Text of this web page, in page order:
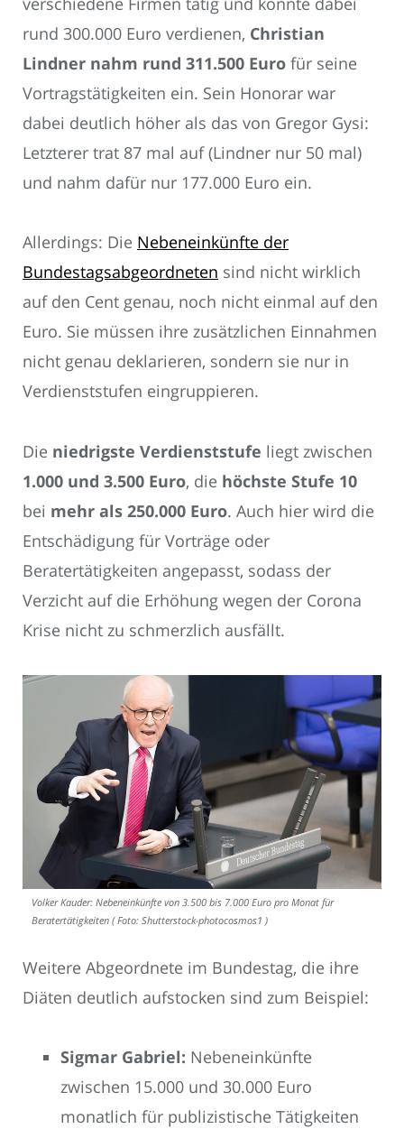
rund 300.000 Euro verdienen, Christian
Lindner nahm rund 311.500 Euro für seine
Vortragstätigkeiten ein. Sein Honorar war
dabei deutlich höher als das von Gregor Gysi:
Letzterer trat 87 mal auf (Lindner nur 50 mal)
und nahm dafür nur 177.000 Euro ein.
Allerdings: Die Nebeneinkünfte der
Bundestagsabgeordneten sind nicht wirklich
auf den Cent genau, noch nicht einmal auf den
Euro. Sie müssen ihre zusätzlichen Einnahmen
nicht genau deklarieren, sondern sie nur in
Verdienststufen eingruppieren.
Die niedrigste Verdienststufe liegt zwischen
1.000 und 3.500 Euro, die höchste Stufe 10
bei mehr als 250.000 Euro. Auch hier wird die
Entschädigung für Vorträge oder
Beratertätigkeiten angepasst, sodass der
Verzicht auf die Erhöhung wegen der Corona
Krise nicht zu schmerzlich ausfällt.
Volker Kauder: Nebeneinkünfte von 3.500 bis 7.000 Euro pro Monat für
Beratertätigkeiten ( Foto: Shutterstock-photocosmos1 )
Weitere Abgeordnete im Bundestag, die ihre
Diäten deutlich aufstocken sind zum Beispiel:
Sigmar Gabriel: Nebeneinkünfte
zwischen 15.000 und 30.000 Euro
monatlich für publizistische Tätigkeiten